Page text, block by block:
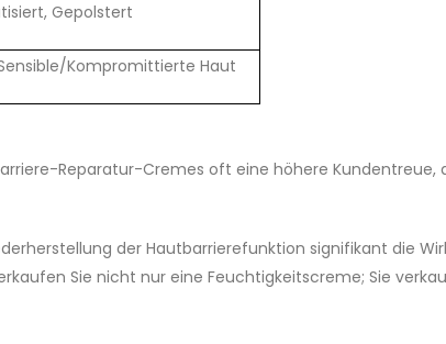
Gepolstert
Kompromittierte Haut
Reparatur-Cremes oft eine höhere Kundentreue,
der Hautbarrierefunktion signifikant die
Sie nicht nur eine Feuchtigkeitscreme; Sie